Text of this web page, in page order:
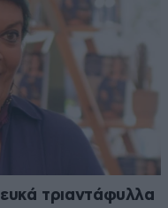
τριαντάφυλλα